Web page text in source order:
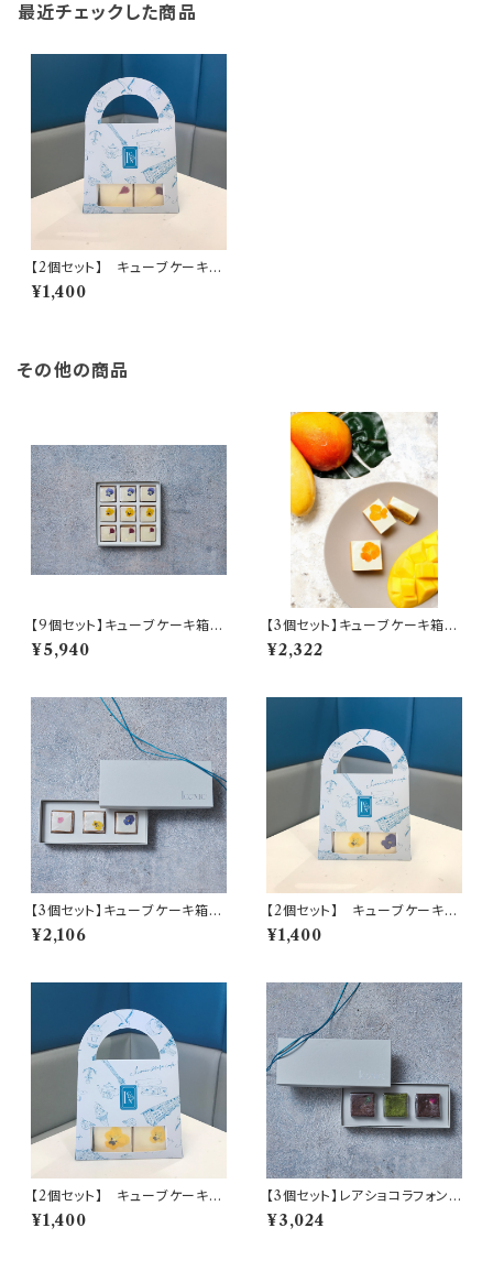
最近チェックした商品
【2個セット】 キューブケーキ
パイナップルカルダモン2個
¥1,400
その他の商品
【9個セット】キューブケーキ箱入
り
¥5,940
【3個セット】キューブケーキ箱入
り マンゴーココナッツ
¥2,322
【3個セット】キューブケーキ箱入
り
¥2,106
【2個セット】 キューブケーキ
キウイ＆キウイ+アップルシナモ
ン
¥1,400
【2個セット】 キューブケーキ
キウイ＆キウイ2個
¥1,400
【3個セット】レアショコラフォンダ
ン箱入り
¥3,024